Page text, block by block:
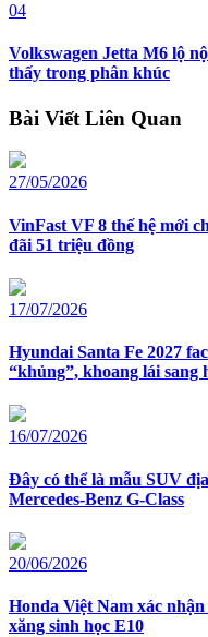
04
Volkswagen Jetta M6 lộ
thấy trong phân khúc
Bài Viết Liên Quan
27/05/2026
VinFast VF 8 thế hệ mới
đãi 51 triệu đồng
17/07/2026
Hyundai Santa Fe 2027
“khủng”, khoang lái sang
16/07/2026
Đây có thể là mẫu SUV
Mercedes-Benz G-Class
20/06/2026
Honda Việt Nam xác
xăng sinh học E10